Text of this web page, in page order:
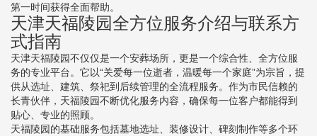
第一时间获得全面帮助。
天津天福陵园全方位服务介绍与联系方
式指南
天津天福陵园不仅仅是一个安葬场所，更是一个综合性、全方位服
务的专业平台。它以“关爱每一位逝者，温暖每一个家庭”为宗旨，提
供从选址、建筑、祭祀到后续管理的全流程服务。作为市民信赖的
长青伙伴，天福陵园不断优化服务内容，确保每一位客户都能得到
贴心、专业的照顾。
天福陵园的基础服务包括墓地选址、装修设计、碑刻制作等多个环